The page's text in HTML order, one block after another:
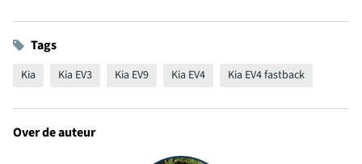
Tags
Kia Kia EV3 Kia EV9 Kia EV4 Kia EV4 fastback
Over de auteur